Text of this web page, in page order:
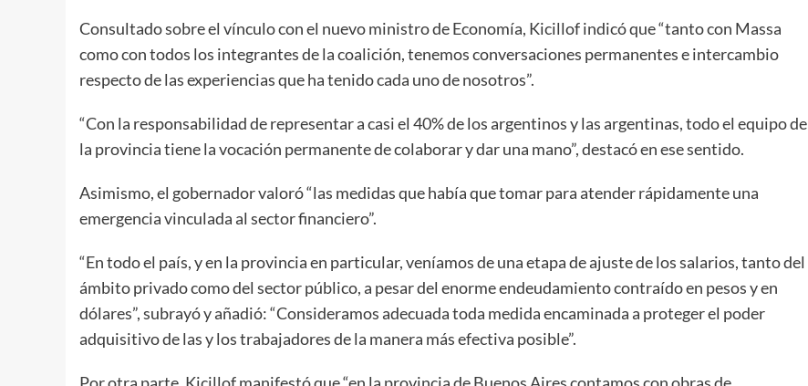
Consultado sobre el vínculo con el nuevo ministro de Economía, Kicillof indicó que “tanto con Massa
como con todos los integrantes de la coalición, tenemos conversaciones permanentes e intercambio
respecto de las experiencias que ha tenido cada uno de nosotros”.
“Con la responsabilidad de representar a casi el 40% de los argentinos y las argentinas, todo el equipo de
la provincia tiene la vocación permanente de colaborar y dar una mano”, destacó en ese sentido.
Asimismo, el gobernador valoró “las medidas que había que tomar para atender rápidamente una
emergencia vinculada al sector financiero”.
“En todo el país, y en la provincia en particular, veníamos de una etapa de ajuste de los salarios, tanto del
ámbito privado como del sector público, a pesar del enorme endeudamiento contraído en pesos y en
dólares”, subrayó y añadió: “Consideramos adecuada toda medida encaminada a proteger el poder
adquisitivo de las y los trabajadores de la manera más efectiva posible”.